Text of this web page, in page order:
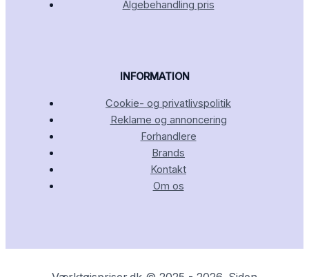
Algebehandling pris
INFORMATION
Cookie- og privatlivspolitik
Reklame og annoncering
Forhandlere
Brands
Kontakt
Om os